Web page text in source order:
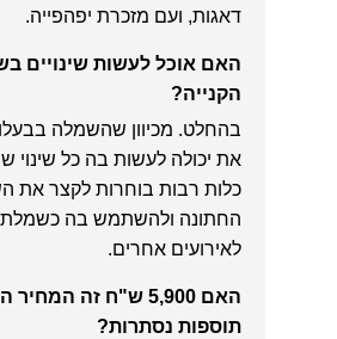
דאגות, ועם מזכרת יפהפייה.
האם אוכל לעשות שינויים
הקנייה?
בהחלט. מכיוון שהשמלה
את יכולה לעשות בה כל שינוי
כלות רבות בוחרות לקצר את
החתונה ולהשתמש בה
לאירועים אחרים.
האם 5,900 ש"ח זה
תוספות נסתרות?